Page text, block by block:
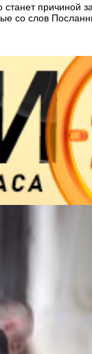
причиной
со слов